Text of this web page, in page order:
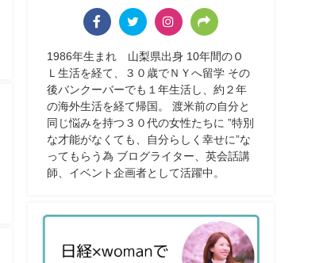
1986年生まれ 山梨県出身 10年間のＯ
Ｌ生活を経て、３０歳でＮＹへ留学 その
後バンクーバーでも１年生活し、約２年
の海外生活を経て帰国。 渡米前の自分と
同じ悩みを持つ３０代の女性たちに ”特別
な才能がなくても、自分らしく幸せに”な
ってもらう為 ブログライター、英会話講
師、イベント企画者として活躍中。